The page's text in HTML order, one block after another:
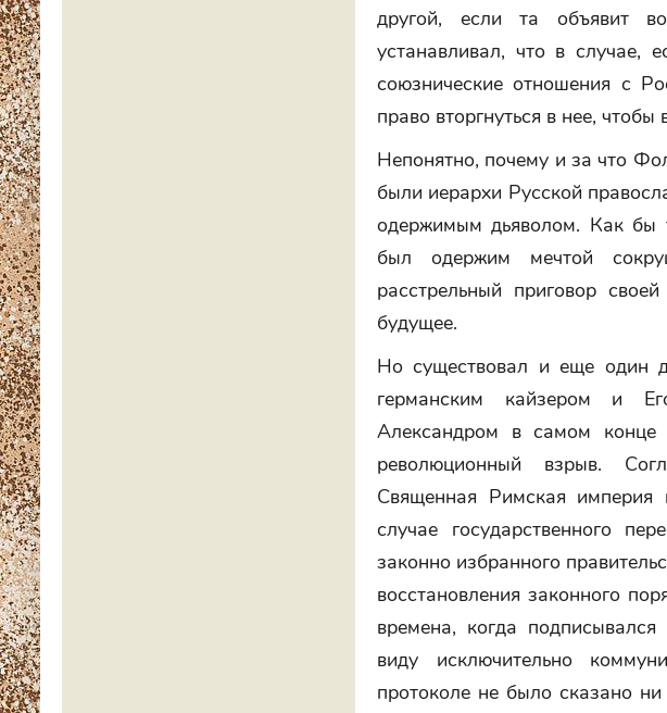
другой, если та объявит
устанавливал, что в случае,
союзнические отношения с
право вторгнуться в нее,
Непонятно, почему и за что
были иерархи Русской
одержимым дьяволом. Как бы
был одержим мечтой
расстрельный приговор
будущее.
Но существовал и еще один
германским кайзером и
Александром в самом
революционный взрыв.
Священная Римская империя
случае государственного
законно избранного
восстановления законного
времена, когда
виду исключительно
протоколе не было сказано